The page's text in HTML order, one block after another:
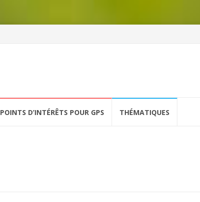
POINTS D’INTÉRÊTS POUR GPS THÉMATIQUES